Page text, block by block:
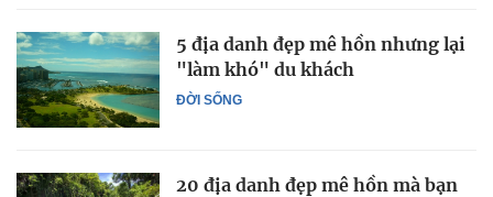
ĐỜI SỐNG
5 địa danh đẹp mê hồn nhưng lại
"làm khó" du khách
20 địa danh đẹp mê hồn mà bạn